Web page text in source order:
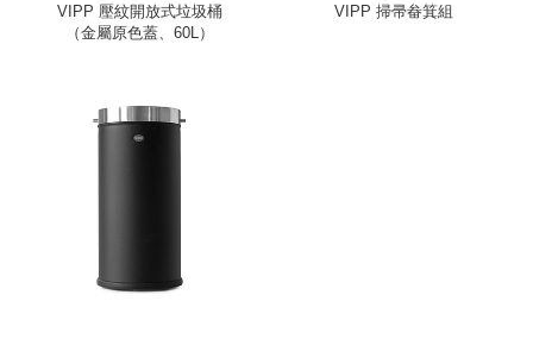
VIPP 壓紋開放式垃圾桶
（金屬原色蓋、60L）
VIPP 掃帚畚箕組